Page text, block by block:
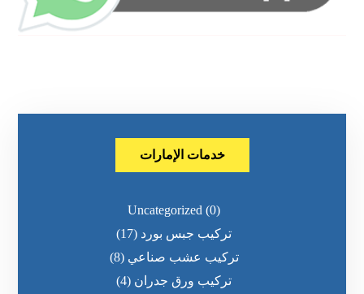
خدمات الإمارات
Uncategorized (0)
تركيب جبس بورد (17)
تركيب عشب صناعي (8)
تركيب ورق جدران (4)